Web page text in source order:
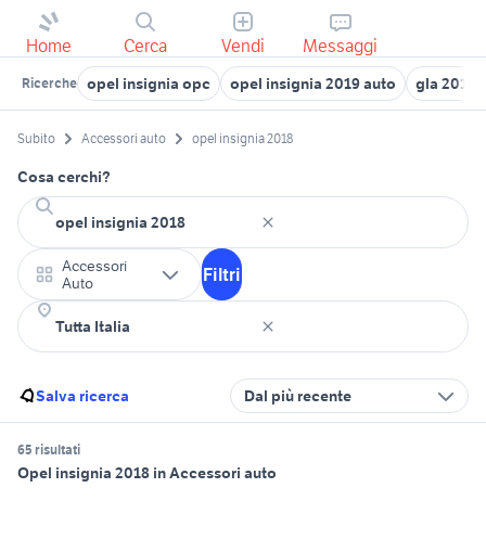
Home Cerca Vendi Messaggi
Ricerche opel insignia opc opel insignia 2019 auto gla 2018
Subito Accessori auto opel insignia 2018
Cosa cerchi?
Accessori
Auto
Filtri
Salva ricerca Dal più recente
65 risultati
Opel insignia 2018 in Accessori auto